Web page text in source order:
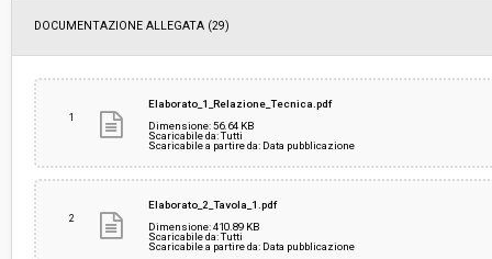
Data pubblicazione:
Svolgimento:
Responsabile attuale: COMUNE DI AGLIANA - Lavori pubblici e
DOCUMENTAZIONE ALLEGATA (29)
1
Elaborato_1_Relazione_Tecnica.pdf
Dimensione: 56.64 KB
Scaricabile da: Tutti
Scaricabile a partire da: Data pubblicazione
2
Elaborato_2_Tavola_1.pdf
Dimensione: 410.89 KB
Scaricabile da: Tutti
Scaricabile a partire da: Data pubblicazione